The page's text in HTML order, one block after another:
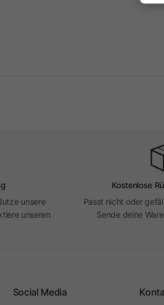
unsere
unseren
Kostenlose
Passt nicht oder
Sende deine
Social Media